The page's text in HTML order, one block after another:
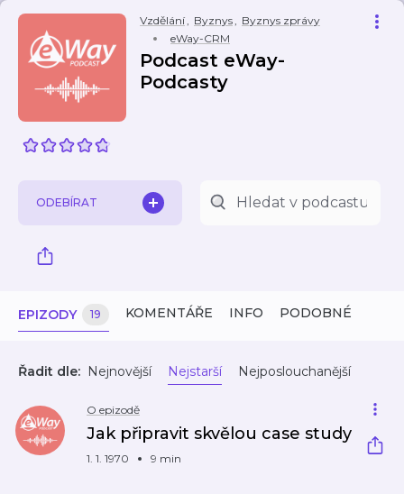
Vzdělání, Byznys, Byznys zprávy
eWay-CRM
Podcast eWay-
Podcasty
ODEBÍRAT
EPIZODY 19 KOMENTÁŘE INFO PODOBNÉ
Řadit dle: Nejnovější Nejstarší Nejposlouchanější
O epizodě
Jak připravit skvělou case study
1. 1. 1970 9 min